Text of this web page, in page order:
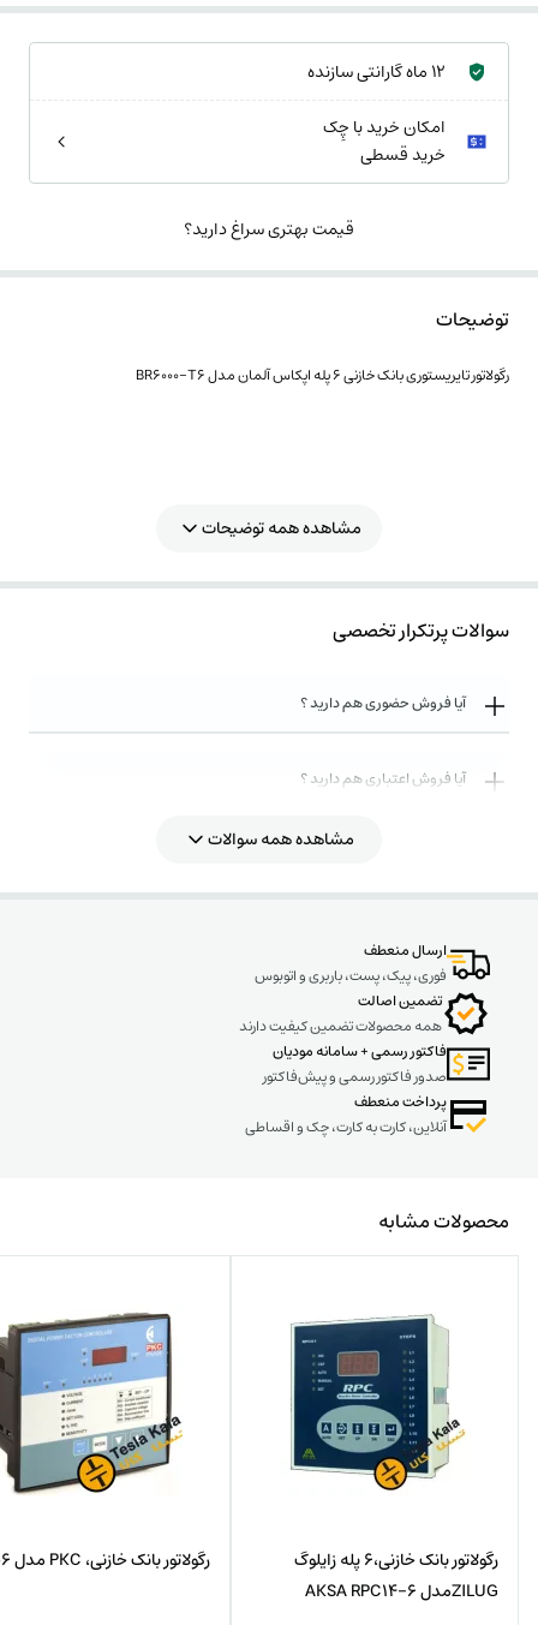
12 ماه گارانتی سازنده
امکان خرید با چِک
خرید قسطی
قیمت بهتری سراغ دارید؟
توضیحات
رگولاتور تایریستوری بانک خازنی 6 پله اپکاس آلمان مدل BR6000-T6
مشاهده همه توضیحات
سوالات پرتکرار تخصصی
آیا فروش حضوری هم دارید ؟
آیا فروش اعتباری هم دارید ؟
روش های ارسال کالا به چه صورت میباشد ؟
مشاهده همه سوالات
ارسال منعطف
فوری، پیک، پست، باربری و اتوبوس
تضمین اصالت
همه محصولات تضمین کیفیت دارند
فاکتور رسمی + سامانه مودیان
صدور فاکتور رسمی و پیش‌فاکتور
پرداخت منعطف
آنلاین، کارت به کارت، چک و اقساطی
محصولات مشابه
رگولاتور بانک خازنی،6 پله زایلوگ
ZILUGمدل AKSA RPC14-6
رگولاتور بانک خازنی، PKC مدل PRA06